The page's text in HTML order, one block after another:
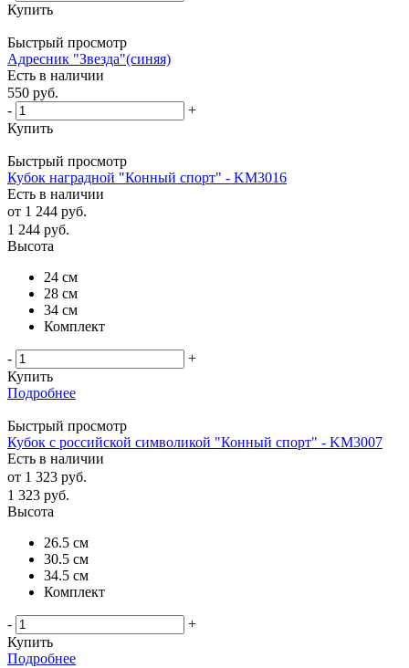
Купить
Быстрый просмотр
Адресник "Звезда"(синяя)
Есть в наличии
550 руб.
-
+
Купить
Быстрый просмотр
Кубок наградной "Конный спорт" - KM3016
Есть в наличии
от 1 244 руб.
1 244 руб.
Высота
24 см
28 см
34 см
Комплект
-
+
Купить
Подробнее
Быстрый просмотр
Кубок с российской символикой "Конный спорт" - KM3007
Есть в наличии
от 1 323 руб.
1 323 руб.
Высота
26.5 см
30.5 см
34.5 см
Комплект
-
+
Купить
Подробнее